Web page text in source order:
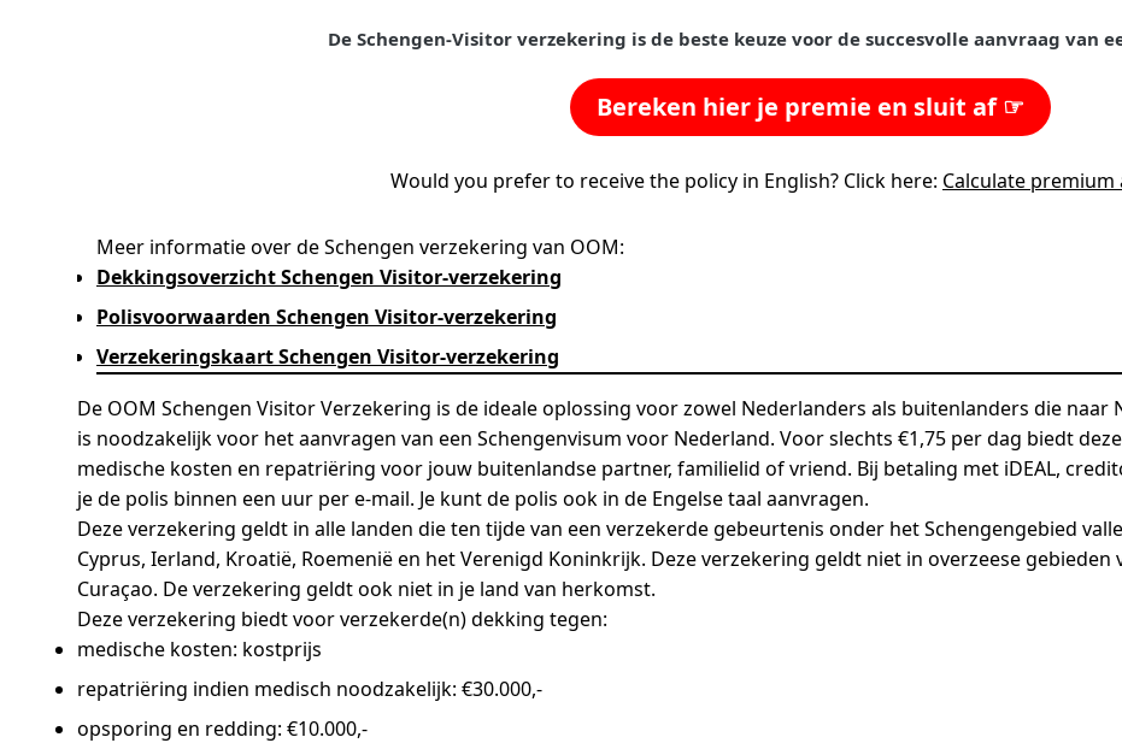
De Schengen-Visitor verzekering is de beste keuze voor de succesvolle aanvraag van
Bereken hier je premie en sluit af ☞
Would you prefer to receive the policy in English? Click here: Calculate premium
Meer informatie over de Schengen verzekering van OOM:
Dekkingsoverzicht Schengen Visitor-verzekering
Polisvoorwaarden Schengen Visitor-verzekering
Verzekeringskaart Schengen Visitor-verzekering
De OOM Schengen Visitor Verzekering is de ideale oplossing voor zowel Nederlanders als buitenlanders die
is noodzakelijk voor het aanvragen van een Schengenvisum voor Nederland. Voor slechts €1,75 per dag biedt
medische kosten en repatriëring voor jouw buitenlandse partner, familielid of vriend. Bij betaling met iDEAL,
je de polis binnen een uur per e-mail. Je kunt de polis ook in de Engelse taal aanvragen.
Deze verzekering geldt in alle landen die ten tijde van een verzekerde gebeurtenis onder het Schengengebied
Cyprus, Ierland, Kroatië, Roemenië en het Verenigd Koninkrijk. Deze verzekering geldt niet in overzeese gebieden
Curaçao. De verzekering geldt ook niet in je land van herkomst.
Deze verzekering biedt voor verzekerde(n) dekking tegen:
medische kosten: kostprijs
repatriëring indien medisch noodzakelijk: €30.000,-
opsporing en redding: €10.000,-